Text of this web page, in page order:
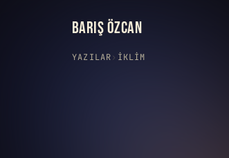
BARIŞ ÖZCAN
YAZILAR› İKLIM